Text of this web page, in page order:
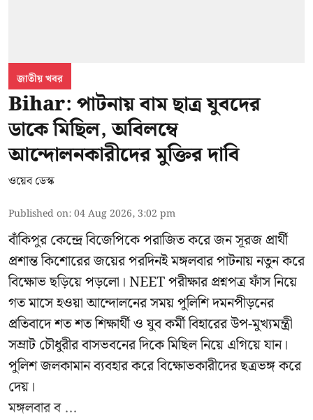
জাতীয় খবর
Bihar: পাটনায় বাম ছাত্র যুবদের
ডাকে মিছিল, অবিলম্বে
আন্দোলনকারীদের মুক্তির দাবি
ওয়েব ডেস্ক
Published on:04 Aug 2026, 3:02 pm
বাঁকিপুর কেন্দ্রে বিজেপিকে পরাজিত করে জন সূরজ প্রার্থী
প্রশান্ত কিশোরের জয়ের পরদিনই মঙ্গলবার পাটনায় নতুন করে
বিক্ষোভ ছড়িয়ে পড়লো। NEET পরীক্ষার প্রশ্নপত্র ফাঁস নিয়ে
গত মাসে হওয়া আন্দোলনের সময় পুলিশি দমনপীড়নের
প্রতিবাদে শত শত শিক্ষার্থী ও যুব কর্মী বিহারের উপ-মুখ্যমন্ত্রী
সম্রাট চৌধুরীর বাসভবনের দিকে মিছিল নিয়ে এগিয়ে যান।
পুলিশ জলকামান ব্যবহার করে বিক্ষোভকারীদের ছত্রভঙ্গ করে
দেয়।
মঙ্গলবার ব ...